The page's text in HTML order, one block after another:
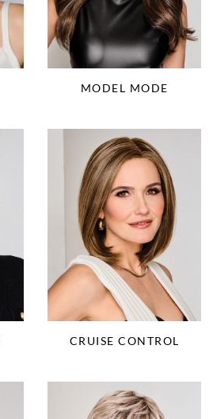
MODEL MODE
CRUISE CONTROL